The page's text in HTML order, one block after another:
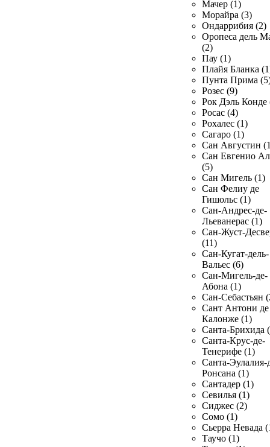
Мачер (1)
Морайра (3)
Ондаррибия (2)
Оропеса дель
(2)
Пау (1)
Плайя Бланка
Пунта Прима
Розес (9)
Рок Дэль Конде
Росас (4)
Рохалес (1)
Сагаро (1)
Сан Августин
Сан Евгенио
(5)
Сан Мигель (1)
Сан Фелиу де
Гишольс (1)
Сан-Андрес-де-
Льеванерас (1)
Сан-Жуст-
(11)
Сан-Кугат-дель-
Вальес (6)
Сан-Мигель-де-
Абона (1)
Сан-Себастьян
Сант Антони де
Калонже (1)
Санта-Брихида
Санта-Крус-де-
Тенерифе (1)
Санта-Эулалия-
Ронсана (1)
Сантадер (1)
Севилья (1)
Сиджес (2)
Сомо (1)
Сьерра Невада
Таучо (1)